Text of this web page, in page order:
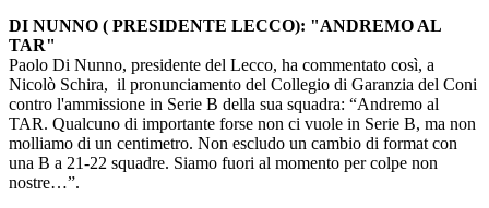
DI NUNNO ( PRESIDENTE LECCO): "ANDREMO AL
TAR"
Paolo Di Nunno, presidente del Lecco, ha commentato così, a
Nicolò Schira, il pronunciamento del Collegio di Garanzia del Coni
contro l'ammissione in Serie B della sua squadra: “Andremo al
TAR. Qualcuno di importante forse non ci vuole in Serie B, ma non
molliamo di un centimetro. Non escludo un cambio di format con
una B a 21-22 squadre. Siamo fuori al momento per colpe non
nostre…”.